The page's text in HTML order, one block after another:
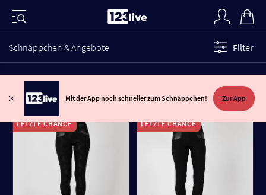
Schnäppchen & Angebote Filter
Mit der App noch schneller zum Schnäppchen! Zur App
LETZTE CHANCE LETZTE CHANCE